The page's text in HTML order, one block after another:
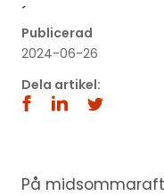
´
Publicerad
2024-06-26
Dela artikel:
På